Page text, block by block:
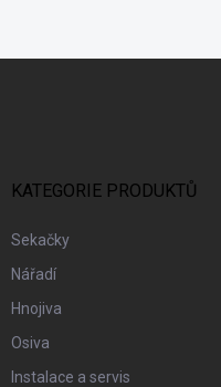
KATEGORIE PRODUKTŮ
Sekačky
Nářadí
Hnojiva
Osiva
Instalace a servis